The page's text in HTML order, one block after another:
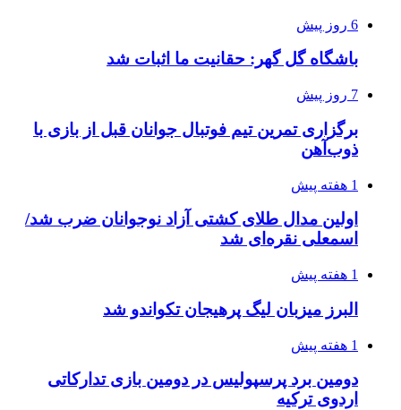
6 روز پیش
باشگاه گل گهر: حقانیت ما اثبات شد
7 روز پیش
برگزاری تمرین تیم فوتبال جوانان قبل از بازی با
ذوب‌آهن
1 هفته پیش
اولین مدال طلای کشتی آزاد نوجوانان ضرب شد/
اسمعلی نقره‌ای شد
1 هفته پیش
البرز میزبان لیگ پرهیجان تکواندو شد
1 هفته پیش
دومین برد پرسپولیس در دومین بازی تدارکاتی
اردوی ترکیه